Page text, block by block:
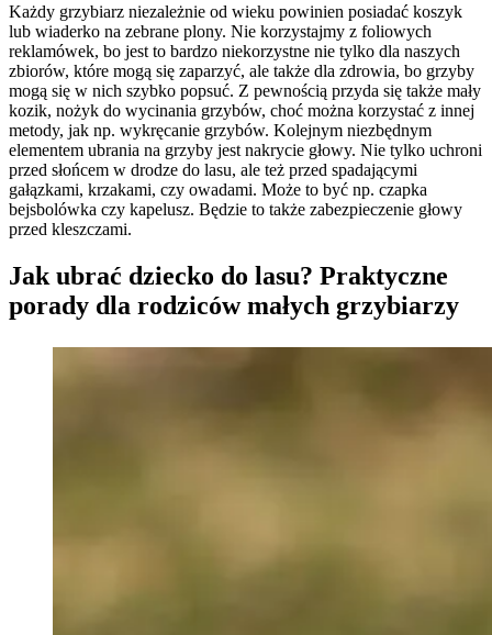
Każdy grzybiarz niezależnie od wieku powinien posiadać koszyk
lub wiaderko na zebrane plony. Nie korzystajmy z foliowych
reklamówek, bo jest to bardzo niekorzystne nie tylko dla naszych
zbiorów, które mogą się zaparzyć, ale także dla zdrowia, bo grzyby
mogą się w nich szybko popsuć. Z pewnością przyda się także mały
kozik, nożyk do wycinania grzybów, choć można korzystać z innej
metody, jak np. wykręcanie grzybów. Kolejnym niezbędnym
elementem ubrania na grzyby jest nakrycie głowy. Nie tylko uchroni
przed słońcem w drodze do lasu, ale też przed spadającymi
gałązkami, krzakami, czy owadami. Może to być np. czapka
bejsbolówka czy kapelusz. Będzie to także zabezpieczenie głowy
przed kleszczami.
Jak ubrać dziecko do lasu? Praktyczne
porady dla rodziców małych grzybiarzy